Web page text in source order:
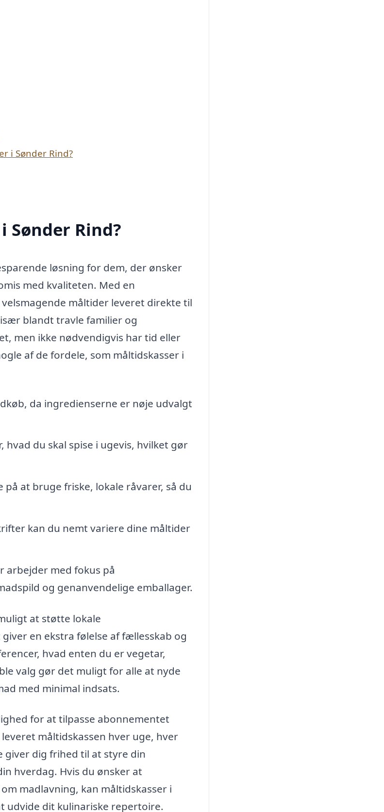
i Sønder Rind?
Rind?
løsning for dem, der ønsker
med kvaliteten. Med en
måltider leveret direkte til
blandt travle familier og
men ikke nødvendigvis har tid eller
af de fordele, som måltidskasser i
da ingredienserne er nøje udvalgt
hvad du skal spise i ugevis, hvilket gør
at bruge friske, lokale råvarer, så du
kan du nemt variere dine måltider
arbejder med fokus på
og genanvendelige emballager.
at støtte lokale
en ekstra følelse af fællesskab og
hvad enten du er vegetar,
valg gør det muligt for alle at nyde
med minimal indsats.
for at tilpasse abonnementet
måltidskassen hver uge, hver
giver dig frihed til at styre din
hverdag. Hvis du ønsker at
madlavning, kan måltidskasser i
udvide dit kulinariske repertoire.